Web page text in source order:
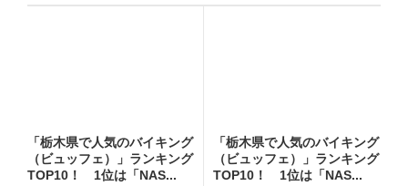
「栃木県で人気のバイキング
（ビュッフェ）」ランキング
TOP10！ 1位は「NAS...
「栃木県で人気のバイキング
（ビュッフェ）」ランキング
TOP10！ 1位は「NAS...